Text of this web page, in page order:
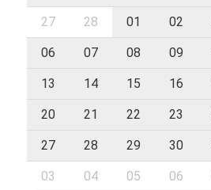
27 28 01 02
06 07 08 09
13 14 15 16
20 21 22 23
27 28 29 30
03 04 05 06